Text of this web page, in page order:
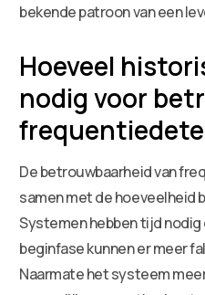
bekende patroon van een
Hoeveel
nodig voor
De betrouwbaarheid van
samen met de hoeveelheid
Systemen hebben tijd nodig
beginfase kunnen er meer
Naarmate het systeem